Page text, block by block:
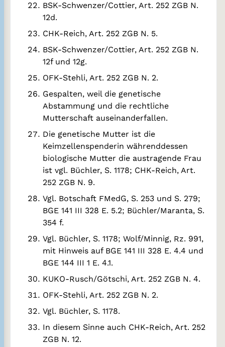
BSK-Schwenzer/Cottier, Art. 252 ZGB N.
12d.
CHK-Reich, Art. 252 ZGB N. 5.
BSK-Schwenzer/Cottier, Art. 252 ZGB N.
12f und 12g.
OFK-Stehli, Art. 252 ZGB N. 2.
Gespalten, weil die genetische
Abstammung und die rechtliche
Mutterschaft auseinanderfallen.
Die genetische Mutter ist die
Keimzellenspenderin währenddessen
biologische Mutter die austragende Frau
ist vgl. Büchler, S. 1178; CHK-Reich, Art.
252 ZGB N. 9.
Vgl. Botschaft FMedG, S. 253 und S. 279;
BGE 141 III 328 E. 5.2; Büchler/Maranta, S.
354 f.
Vgl. Büchler, S. 1178; Wolf/Minnig, Rz. 991,
mit Hinweis auf BGE 141 III 328 E. 4.4 und
BGE 144 III 1 E. 4.1.
KUKO-Rusch/Götschi, Art. 252 ZGB N. 4.
OFK-Stehli, Art. 252 ZGB N. 2.
Vgl. Büchler, S. 1178.
In diesem Sinne auch CHK-Reich, Art. 252
ZGB N. 12.